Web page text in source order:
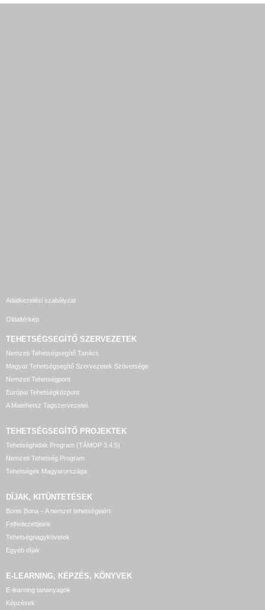
Adatkezelési szabályzat
Oldaltérkép
TEHETSÉGSEGÍTŐ SZERVEZETEK
Nemzeti Tehetségsegítő Tanács
Magyar Tehetségsegítő Szervezetek Szövetsége
Nemzeti Tehetségpont
Európai Tehetségközpont
A Matehetsz Tagszervezetei
TEHETSÉGSEGÍTŐ PROJEKTEK
Tehetséghidak Program (TÁMOP 3.4.5)
Nemzeti Tehetség Program
Tehetségek Magyarországa
DÍJAK, KITÜNTETÉSEK
Bonis Bona – A nemzet tehetségeiért
Felfedezettjeink
Tehetségnagykövetek
Egyéb díjak
E-LEARNING, KÉPZÉS, KÖNYVEK
E-learning tananyagok
Képzések